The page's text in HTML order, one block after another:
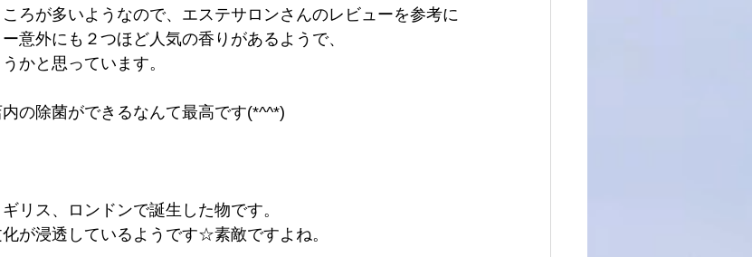
ろが多いようなので、エステサロンさんのレビューを参考に
意外にも２つほど人気の香りがあるようで、
かと思っています。
の除菌ができるなんて最高です(*^^*)
リス、ロンドンで誕生した物です。
が浸透しているようです☆素敵ですよね。